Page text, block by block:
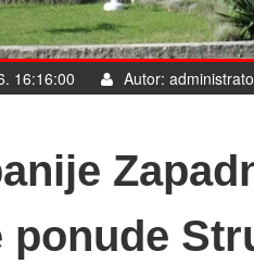
16:16:00 Autor:
ponude